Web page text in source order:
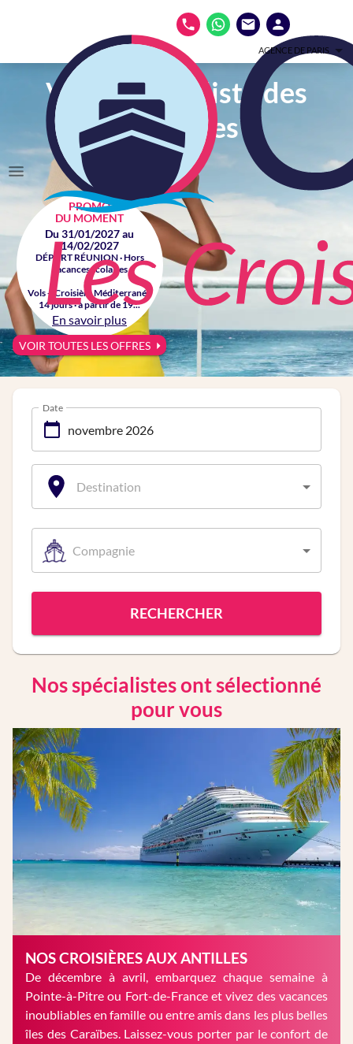
AGENCE DE PARIS
Votre spécialiste des
croisières
PROMO
DU MOMENT
Du 31/01/2027 au
14/02/2027
DÉPART RÉUNION · Hors
vacances scolaires
Vols + Croisière Méditerranée
14 jours · à partir de 19...
En savoir plus
VOIR TOUTES LES OFFRES
Date
Destination
Compagnie
RECHERCHER
Nos spécialistes ont sélectionné
pour vous
NOS CROISIÈRES AUX ANTILLES
De décembre à avril, embarquez chaque semaine à
Pointe-à-Pitre ou Fort-de-France et vivez des vacances
inoubliables en famille ou entre amis dans les plus belles
îles des Caraïbes. Laissez-vous porter par le confort de